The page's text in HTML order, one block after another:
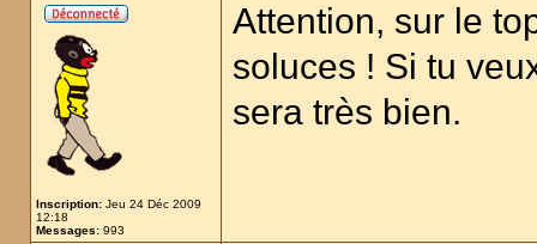
Inscription: Jeu 24 Déc 2009
12:18
Messages: 993
Attention, sur le
soluces ! Si tu
sera très bien.